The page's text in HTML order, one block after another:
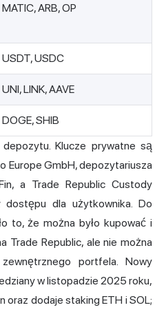
MATIC, ARB, OP
USDT, USDC
UNI, LINK, AAVE
DOGE, SHIB
Klucze prywatne są
Europe GmbH, depozytariusza
a Trade Republic Custody
dostępu dla użytkownika. Do
to, że można było kupować i
Trade Republic, ale nie można
portfela. Nowy
w listopadzie 2025 roku,
oraz dodaje staking ETH i SOL;